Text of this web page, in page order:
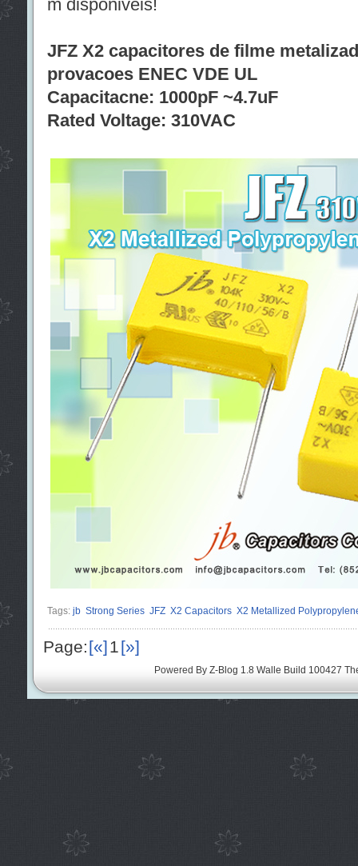
m disponiveis!
JFZ X2 capacitores de filme
provacoes ENEC VDE UL
Capacitacne: 1000pF ~4.7uF
Rated Voltage: 310VAC
Tags: jb Strong Series JFZ X2 Capacitors X2 Metallized
Page:[«]1[»]
Powered By Z-Blog 1.8 Walle Build 100427